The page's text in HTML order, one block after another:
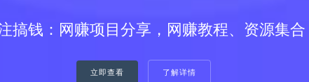
搞钱：网赚项目分享，网赚教程、资源集合
立即查看 了解详情